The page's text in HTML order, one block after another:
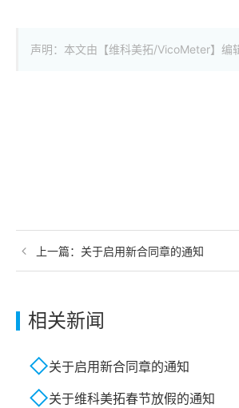
声明：本文由【维科美拓/VicoMeter】编
上一篇： 关于启用新合同章的通知
相关新闻
关于启用新合同章的通知
关于维科美拓春节放假的通知